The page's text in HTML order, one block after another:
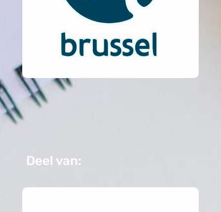
Deel van: